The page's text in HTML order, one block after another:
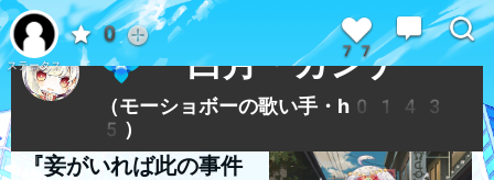
ステータス
0
77
レベル21
💠白月・カンナ
（モーショボーの歌い手・h0143
5）
『妾がいれば此の事件